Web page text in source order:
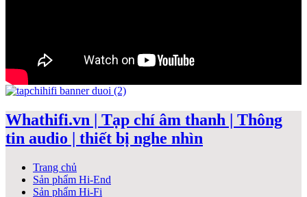
Whathifi.vn | Tạp chí âm thanh | Thông
tin audio | thiết bị nghe nhìn
Trang chủ
Sản phẩm Hi-End
Sản phẩm Hi-Fi